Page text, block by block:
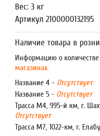
Вес: 3 кг
Артикул 2100000132195
Наличие товара в
Информацию о количестве
магазинах.
Название 4 - Отсутствует
Название 5 - Отсутствует
Трасса М4, 995-й км, г.
Отсутствует
Трасса М7, 1022-км, г.